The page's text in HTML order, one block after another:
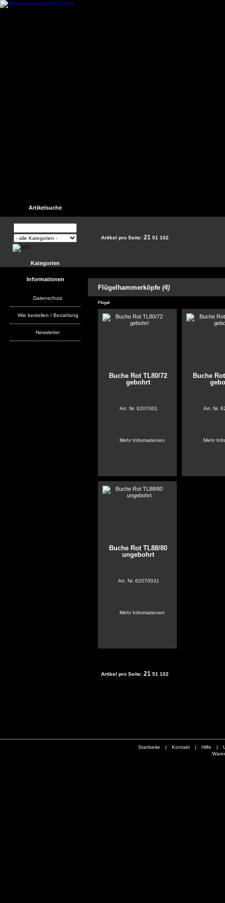
Artikelsuche
Kategorien
Informationen
Datenschutz
Wie bestellen / Bezahlung
Newsletter
Artikel pro Seite: 21 51 102
Flügelhammerköpfe (4)
Flügel
Buche Rot TL80/72
gebohrt
Art. Nr. 6207001
Mehr Informationen
Buche
Art. Nr.
Mehr
Buche Rot TL88/80
ungebohrt
Art. Nr. 62070031
Mehr Informationen
Artikel pro Seite: 21 51 102
Startseite | Kontakt | Hilfe |